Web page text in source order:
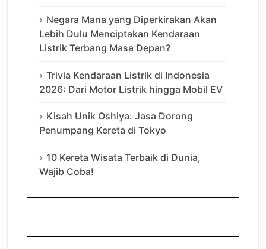
Negara Mana yang Diperkirakan Akan
Lebih Dulu Menciptakan Kendaraan
Listrik Terbang Masa Depan?
Trivia Kendaraan Listrik di Indonesia
2026: Dari Motor Listrik hingga Mobil EV
Kisah Unik Oshiya: Jasa Dorong
Penumpang Kereta di Tokyo
10 Kereta Wisata Terbaik di Dunia,
Wajib Coba!